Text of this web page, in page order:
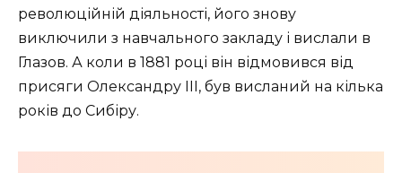
революційній діяльності, його знову
виключили з навчального закладу і вислали в
Глазов. А коли в 1881 році він відмовився від
присяги Олександру III, був висланий на кілька
років до Сибіру.